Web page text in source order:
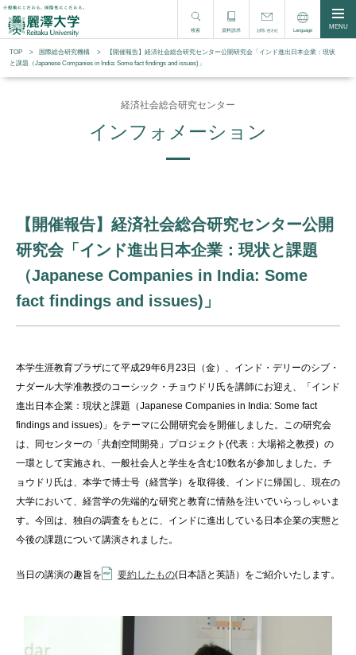
検索 資料請求 お問い合わせ Language MENU
TOP 国際総合研究機構
【開催報告】経済社会総合研究センター公開研究会「インド進出日本企業：現状
と課題（Japanese Companies in India: Some fact findings and issues)」
経済社会総合研究センター
インフォメーション
【開催報告】経済社会総合研究センター公開
研究会「インド進出日本企業：現状と課題
（Japanese Companies in India: Some
fact findings and issues)」
本学生涯教育プラザにて平成29年6月23日（金）、インド・デリーのシブ・
ナダール大学准教授のコーシック・チョウドリ氏を講師にお迎え、「インド
進出日本企業：現状と課題（Japanese Companies in India: Some fact
findings and issues)」をテーマに公開研究会を開催しました。この研究会
は、同センターの「共創空間開発」プロジェクト(代表：大場裕之教授）の
一環として実施され、一般社会人と学生を含む10数名が参加しました。チ
ョウドリ氏は、本学で博士号（経営学）を取得後、インドに帰国し、現在の
大学において、経営学の先端的な研究と教育に情熱を注いでいらっしゃいま
す。今回は、独自の調査をもとに、インドに進出している日本企業の実態と
今後の課題について講演されました。
当日の講演の趣旨を 要約したもの(日本語と英語）をご紹介いたします。